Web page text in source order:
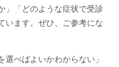
」「どのような症状で受診
います。ぜひ、ご参考にな
べばよいかわからない」